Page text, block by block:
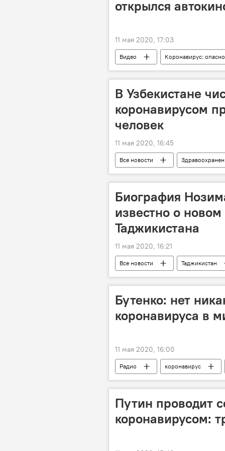
открылся
11 мая 2020, 17:03
Видео Коронавирус:
В Узбекистане
коронавирусом
человек
11 мая 2020, 16:45
Все новости
Коронавирус: опасное заболевание
Биография
известно о
Таджикистана
11 мая 2020, 16:21
Все новости Таджикистан
Бутенко: нет
коронавируса в
11 мая 2020, 16:00
Радио коронавирус
Путин проводит
коронавирусом: